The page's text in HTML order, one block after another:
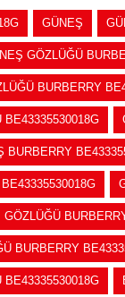
GÜNEŞ
GÖZLÜĞÜ
BURBERRY
BE43335530018G
BURBERRY
GÖZLÜĞÜ
BURBERRY
BE43335530018G